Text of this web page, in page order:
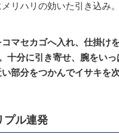
リハリの効いた引き込み
マセカゴへ入れ、仕掛けを
十分に引き寄せ、腕をい
部分をつかんでイサキを
プル連発